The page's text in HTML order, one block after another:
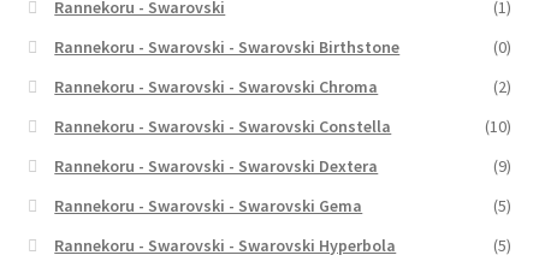
Rannekoru - Swarovski
(1)
Rannekoru - Swarovski - Swarovski Birthstone
(0)
Rannekoru - Swarovski - Swarovski Chroma
(2)
Rannekoru - Swarovski - Swarovski Constella
(10)
Rannekoru - Swarovski - Swarovski Dextera
(9)
Rannekoru - Swarovski - Swarovski Gema
(5)
Rannekoru - Swarovski - Swarovski Hyperbola
(5)